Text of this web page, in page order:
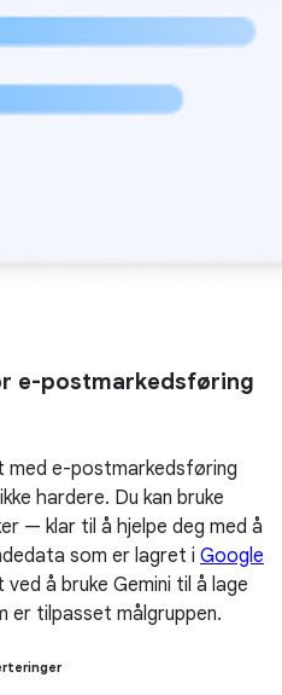
e-postmarkedsføring
med e-postmarkedsføring
hardere. Du kan bruke
— klar til å hjelpe deg med å
som er lagret i Google
å bruke Gemini til å lage
er tilpasset målgruppen.